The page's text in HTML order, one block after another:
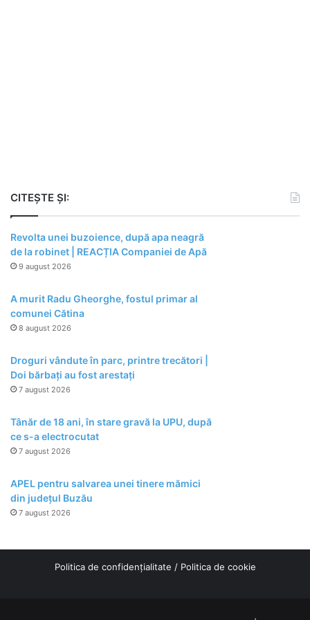
CITEȘTE ȘI:
Revolta unei buzoience, după apa neagră
de la robinet | REACȚIA Companiei de Apă
9 august 2026
A murit Radu Gheorghe, fostul primar al
comunei Cătina
8 august 2026
Droguri vândute în parc, printre trecători |
Doi bărbați au fost arestați
7 august 2026
Tânăr de 18 ani, în stare gravă la UPU, după
ce s-a electrocutat
7 august 2026
APEL pentru salvarea unei tinere mămici
din județul Buzău
7 august 2026
Politica de confidențialitate / Politica de cookie